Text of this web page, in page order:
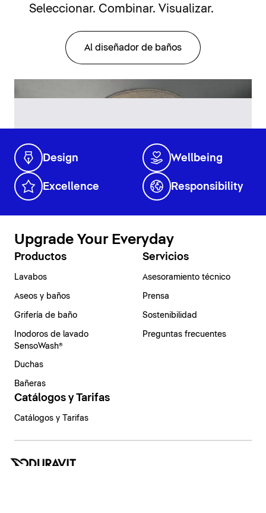
Seleccionar. Combinar. Visualizar.
Al diseñador de baños
Design Wellbeing
Excellence Responsibility
Upgrade Your Everyday
Productos
Lavabos
Aseos y baños
Grifería de baño
Inodoros de lavado
SensoWash®
Duchas
Bañeras
Servicios
Asesoramiento técnico
Prensa
Sostenibilidad
Preguntas frecuentes
Catálogos y Tarifas
Catálogos y Tarifas